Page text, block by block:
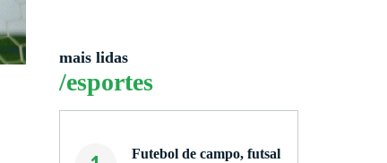
mais lidas
/esportes
Futebol de campo, futsal